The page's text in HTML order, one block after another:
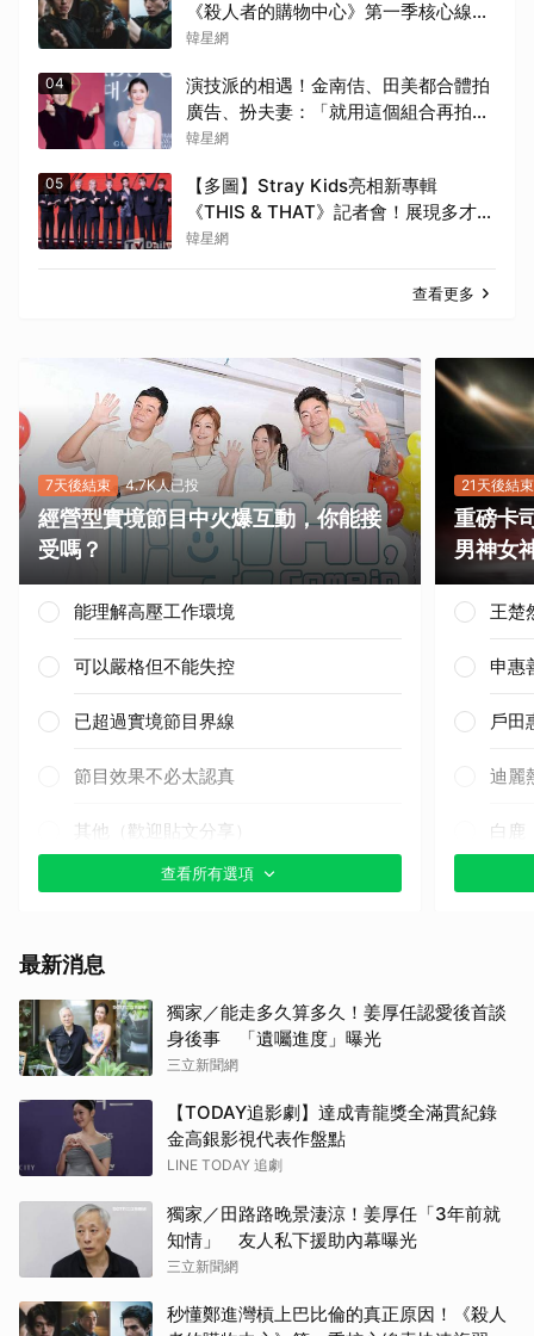
《殺人者的購物中心》第一季核心線索
快速複習
韓星網
04
演技派的相遇！金南佶、田美都合體拍
廣告、扮夫妻：「就用這個組合再拍一
部戲劇吧」
韓星網
05
【多圖】Stray Kids亮相新專輯
《THIS & THAT》記者會！展現多才全
能與滿滿自信，預告「以熱治熱」炸裂
韓星網
查看更多
7天後結束 4.7K人已投
經營型實境節目中火爆互動，你能接
受嗎？
能理解高壓工作環境
可以嚴格但不能失控
已超過實境節目界線
節目效果不必太認真
其他（歡迎貼文分享）
查看所有選項
21天後結束
重磅卡
男神女
王楚
申惠
戶田
迪麗
白鹿
林智
金高
其他
最新消息
獨家／能走多久算多久！姜厚任認愛後首談
身後事 「遺囑進度」曝光
三立新聞網
【TODAY追影劇】達成青龍獎全滿貫紀錄
金高銀影視代表作盤點
LINE TODAY 追劇
獨家／田路路晚景淒涼！姜厚任「3年前就
知情」 友人私下援助內幕曝光
三立新聞網
秒懂鄭進灣槓上巴比倫的真正原因！《殺人